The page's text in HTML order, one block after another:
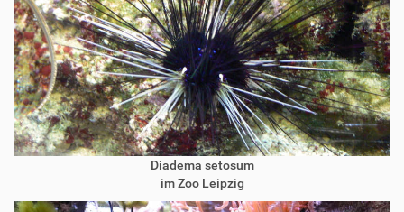
Diadema setosum
im Zoo Leipzig